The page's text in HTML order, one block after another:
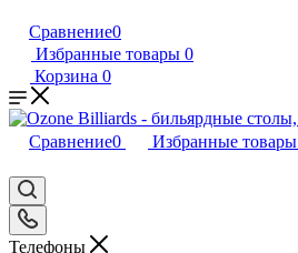
Сравнение0
Избранные товары 0
Корзина 0
Сравнение0 Избранные товары
Телефоны